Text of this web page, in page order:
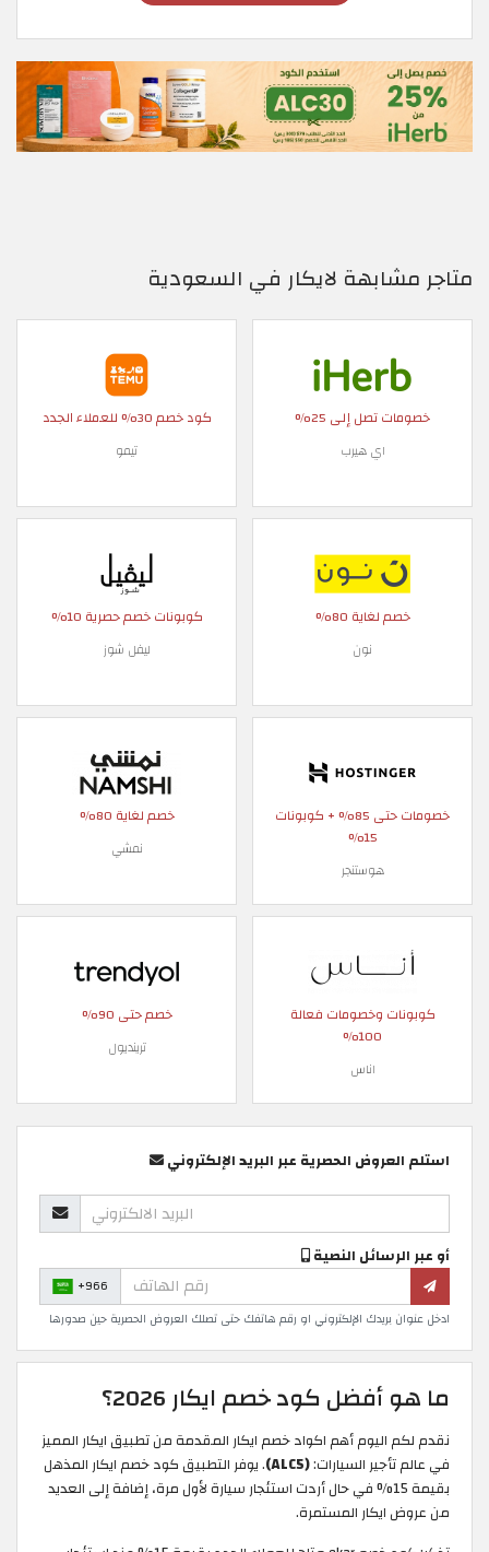
متاجر مشابهة لايكار في السعودية
خصومات تصل إلى 25%
اي هيرب
كود خصم 30% للعملاء الجدد
تيمو
خصم لغاية 80%
نون
كوبونات خصم حصرية 10%
ليفل شوز
خصومات حتى 85% + كوبونات
15%
هوستنجر
خصم لغاية 80%
نمشي
كوبونات وخصومات فعالة
100%
اناس
خصم حتى 90%
ترينديول
استلم العروض الحصرية عبر البريد الإلكتروني
أو عبر الرسائل النصية
+966
ادخل عنوان بريدك الإلكتروني او رقم هاتفك حتى تصلك العروض الحصرية حين صدورها
ما هو أفضل كود خصم ايكار 2026؟
نقدم لكم اليوم أهم اكواد خصم ايكار المقدمة من تطبيق ايكار المميز
في عالم تأجير السيارات:(ALC5)
. يوفر التطبيق كود خصم ايكار المذهل
بقيمة 15% في حال أردت استئجار سيارة لأول مرة، إضافة إلى العديد
من عروض ايكار المستمرة.